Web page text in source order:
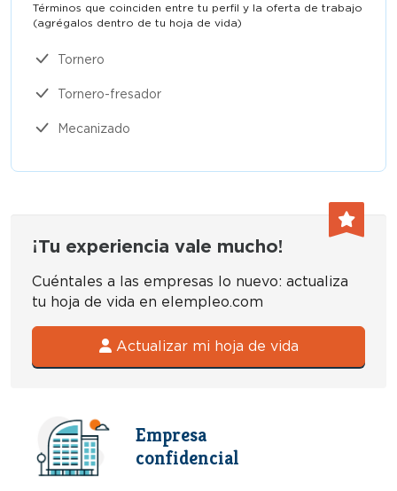
Empresa
confidencial
Términos que coinciden entre tu perfil y la oferta de trabajo
(agrégalos dentro de tu hoja de vida)​
Tornero
Tornero-fresador
Mecanizado
¡Tu experiencia vale mucho!
Cuéntales a las empresas lo nuevo: actualiza
tu hoja de vida en elempleo.com
Actualizar mi hoja de vida